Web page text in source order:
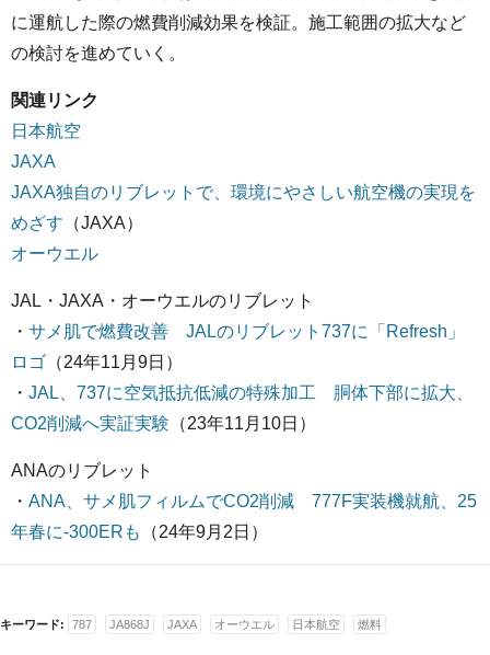
に運航した際の燃費削減効果を検証。施工範囲の拡大など
の検討を進めていく。
関連リンク
日本航空
JAXA
JAXA独自のリブレットで、環境にやさしい航空機の実現を
めざす （JAXA）
オーウエル
JAL・JAXA・オーウエルのリブレット
・ サメ肌で燃費改善 JALのリブレット737に「Refresh」
ロゴ （24年11月9日）
・ JAL、737に空気抵抗低減の特殊加工 胴体下部に拡大、
CO2削減へ実証実験 （23年11月10日）
ANAのリブレット
・ ANA、サメ肌フィルムでCO2削減 777F実装機就航、25
年春に-300ERも
（24年9月2日）
キーワード: 787 JA868J JAXA オーウエル 日本航空 燃料